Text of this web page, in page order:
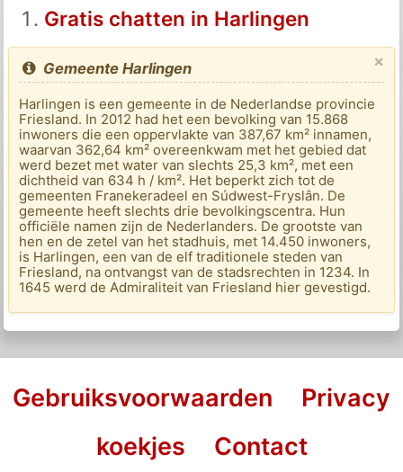
Gratis chatten in Harlingen
×
Gemeente Harlingen
Harlingen is een gemeente in de Nederlandse provincie
Friesland. In 2012 had het een bevolking van 15.868
inwoners die een oppervlakte van 387,67 km² innamen,
waarvan 362,64 km² overeenkwam met het gebied dat
werd bezet met water van slechts 25,3 km², met een
dichtheid van 634 h / km². Het beperkt zich tot de
gemeenten Franekeradeel en Súdwest-Fryslân. De
gemeente heeft slechts drie bevolkingscentra. Hun
officiële namen zijn de Nederlanders. De grootste van
hen en de zetel van het stadhuis, met 14.450 inwoners,
is Harlingen, een van de elf traditionele steden van
Friesland, na ontvangst van de stadsrechten in 1234. In
1645 werd de Admiraliteit van Friesland hier gevestigd.
Gebruiksvoorwaarden
Privacy
koekjes
Contact